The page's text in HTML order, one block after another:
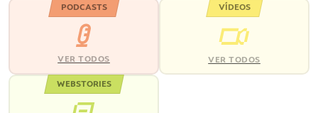
PODCASTS
VER TODOS
VÍDEOS
VER TODOS
WEBSTORIES